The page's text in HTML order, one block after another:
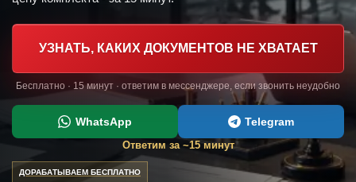
УЗНАТЬ, КАКИХ ДОКУМЕНТОВ НЕ ХВАТАЕТ
Бесплатно · 15 минут · ответим в мессенджере, если звонить неудобно
WhatsApp Telegram
Ответим за ~15 минут
ДОРАБАТЫВАЕМ БЕСПЛАТНО